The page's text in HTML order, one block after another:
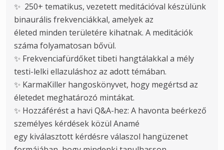
✨  250+ tematikus, vezetett meditációval készülünk
binaurális frekvenciákkal, amelyek az
életed minden területére kihatnak. A meditációk
száma folyamatosan bővül.
✨ Frekvenciafürdőket tibeti hangtálakkal a mély
testi-lelki ellazuláshoz az adott témában.
✨ KarmaKiller hangoskönyvet, hogy megértsd az
életedet meghatározó mintákat.
✨ Hozzáférést a havi Q&A-hez: A havonta beérkező
személyes kérdések közül Anamé
egy kiválasztott kérdésre válaszol hangüzenet